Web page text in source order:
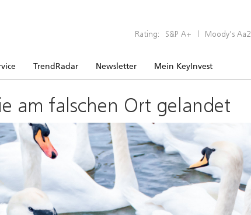
Rating: S&P A+ | Moody’s Aa2
TrendRadar Newsletter Mein KeyInvest
am falschen Ort gelandet